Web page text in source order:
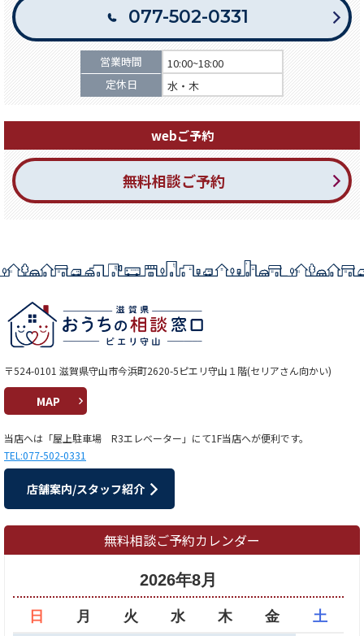
077-502-0331
営業時間
10:00~18:00
定休日
水・木
webご予約
無料相談ご予約
〒524-0101 滋賀県守山市今浜町2620-5ピエリ守山１階(セリアさん向かい)
MAP
当店へは「屋上駐車場 R3エレベーター」にて1F当店へが便利です。
TEL:077-502-0331
店舗案内/スタッフ紹介
無料相談ご予約カレンダー
2026年8月
日 月 火 水 木 金 土